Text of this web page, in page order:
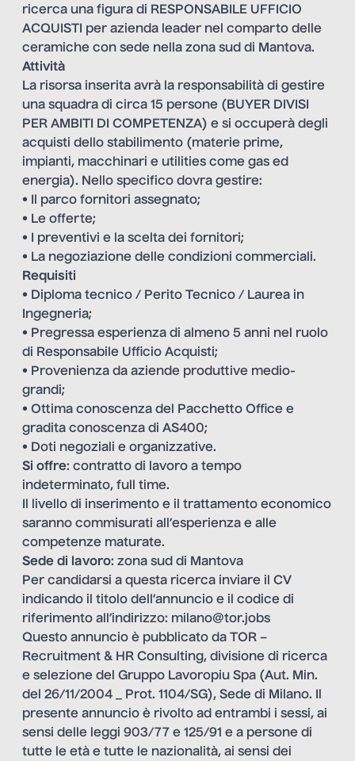
ricerca una figura di RESPONSABILE UFFICIO
ACQUISTI per azienda leader nel comparto delle
ceramiche con sede nella zona sud di Mantova.
Attività
La risorsa inserita avrà la responsabilità di gestire
una squadra di circa 15 persone (BUYER DIVISI
PER AMBITI DI COMPETENZA) e si occuperà degli
acquisti dello stabilimento (materie prime,
impianti, macchinari e utilities come gas ed
energia). Nello specifico dovra gestire:
• Il parco fornitori assegnato;
• Le offerte;
• I preventivi e la scelta dei fornitori;
• La negoziazione delle condizioni commerciali.
Requisiti
• Diploma tecnico / Perito Tecnico / Laurea in
Ingegneria;
• Pregressa esperienza di almeno 5 anni nel ruolo
di Responsabile Ufficio Acquisti;
• Provenienza da aziende produttive medio-
grandi;
• Ottima conoscenza del Pacchetto Office e
gradita conoscenza di AS400;
• Doti negoziali e organizzative.
Si offre: contratto di lavoro a tempo
indeterminato, full time.
Il livello di inserimento e il trattamento economico
saranno commisurati all’esperienza e alle
competenze maturate.
Sede di lavoro: zona sud di Mantova
Per candidarsi a questa ricerca inviare il CV
indicando il titolo dell’annuncio e il codice di
riferimento all’indirizzo: milano@tor.jobs
Questo annuncio è pubblicato da TOR –
Recruitment & HR Consulting, divisione di ricerca
e selezione del Gruppo Lavoropiu Spa (Aut. Min.
del 26/11/2004 _ Prot. 1104/SG), Sede di Milano. Il
presente annuncio è rivolto ad entrambi i sessi, ai
sensi delle leggi 903/77 e 125/91 e a persone di
tutte le età e tutte le nazionalità, ai sensi dei